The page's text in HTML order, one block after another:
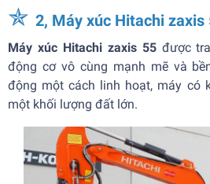
✯ 2, Máy xúc Hitachi zaxis
Máy xúc Hitachi zaxis 55 được
động cơ vô cùng mạnh mẽ và
động một cách linh hoạt, máy có
một khối lượng đất lớn.